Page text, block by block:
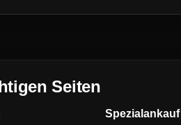
Seiten
Spezialankauf